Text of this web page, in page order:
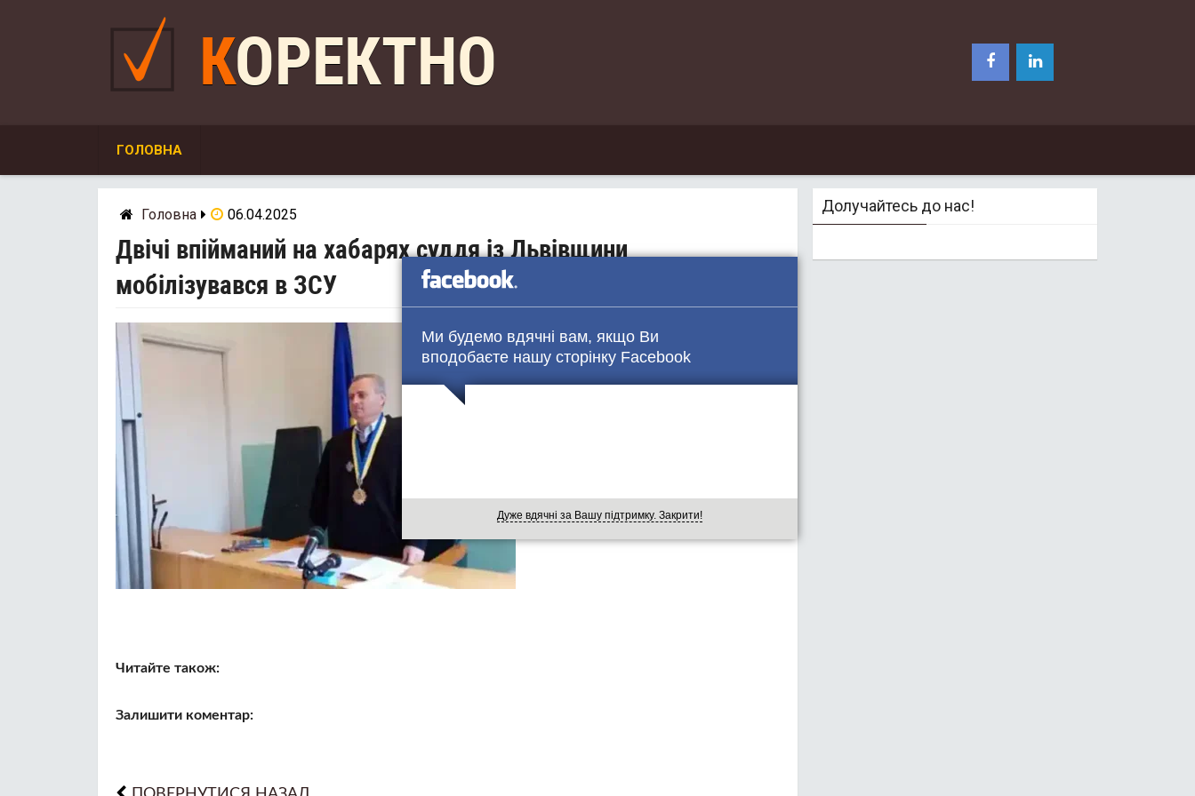
Ми будемо вдячні вам, якщо Ви
вподобаєте нашу сторінку Facebook
Дуже вдячні за Вашу підтримку. Закрити!
КОРЕКТНО
ГОЛОВНА
Головна 06.04.2025
Двічі впійманий на хабарях суддя із Львівщини
мобілізувався в ЗСУ
Читайте також:
Залишити коментар:
Долучайтесь до нас!